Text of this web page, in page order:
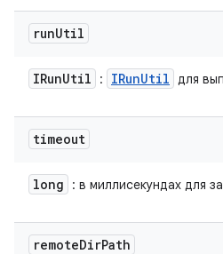
runUtil
IRunUtil : IRunUtil для
timeout
long : в миллисекундах для
remoteDirPath